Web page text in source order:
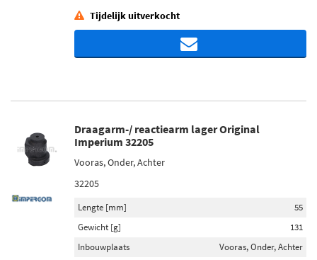
Tijdelijk uitverkocht
Draagarm-/ reactiearm lager Original
Imperium 32205
Vooras, Onder, Achter
32205
Lengte [mm]
55
Gewicht [g]
131
Inbouwplaats
Vooras, Onder, Achter